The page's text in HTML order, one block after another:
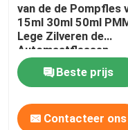
Plastiek
Plastic
Kosmetische
van de de Pompfles
15ml 30ml 50ml
Lege Zilveren de
Automaatflessen
Zonder lucht Zonder
lucht
Beste prijs
Contacteer ons